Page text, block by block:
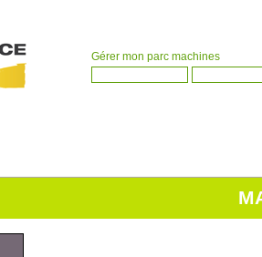
Gérer mon parc machines